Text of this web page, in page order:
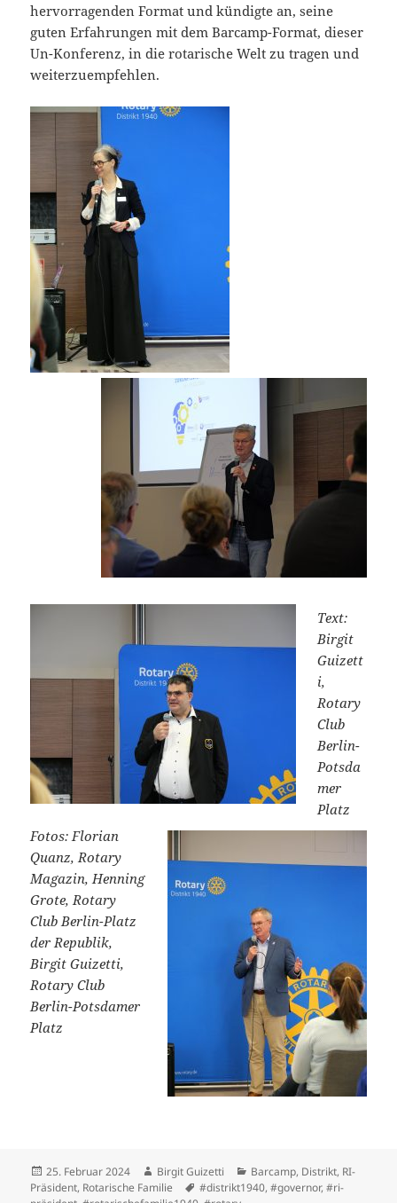
hervorragenden Format und kündigte an, seine
guten Erfahrungen mit dem Barcamp-Format, dieser
Un-Konferenz, in die rotarische Welt zu tragen und
weiterzuempfehlen.
Text:
Birgit
Guizett
i,
Rotary
Club
Berlin-
Potsda
mer
Platz
Fotos: Florian
Quanz, Rotary
Magazin, Henning
Grote, Rotary
Club Berlin-Platz
der Republik,
Birgit Guizetti,
Rotary Club
Berlin-Potsdamer
Platz
Veröffentlicht
am
25. Februar 2024 Autor
Birgit Guizetti Kategorien
Barcamp, Distrikt, RI-
Präsident, Rotarische Familie Schlagwörter
#distrikt1940,#governor,#ri-